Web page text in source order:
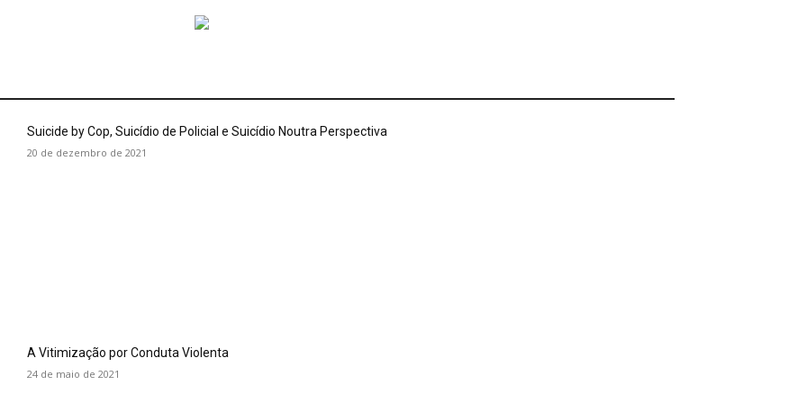
Suicide by Cop, Suicídio de Policial e Suicídio Noutra Perspectiva
20 de dezembro de 2021
A Vitimização por Conduta Violenta
24 de maio de 2021